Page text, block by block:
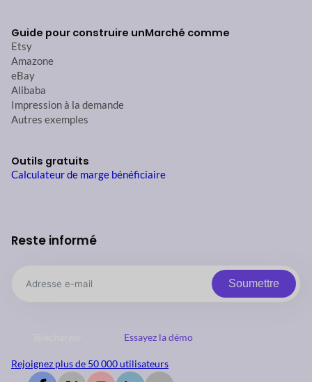
Guide pour construire unMarché comme
Etsy
Amazone
eBay
Alibaba
Impression à la demande
Autres exemples
Outils gratuits
Calculateur de marge bénéficiaire
Reste informé
Soumettre
Essayez la démo
Rejoignez plus de 50 000 utilisateurs